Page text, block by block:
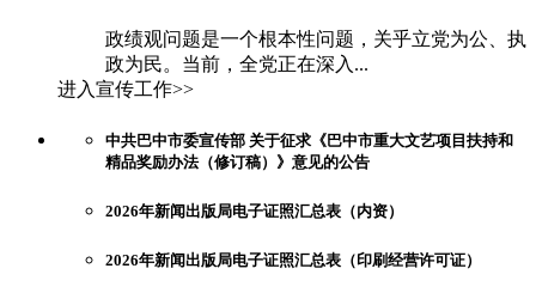
政绩观问题是一个根本性问题，关乎立党为公、执
政为民。当前，全党正在深入...
进入宣传工作>>
中共巴中市委宣传部 关于征求《巴中市重大文艺项目扶持和
精品奖励办法（修订稿）》意见的公告
2026年新闻出版局电子证照汇总表（内资）
2026年新闻出版局电子证照汇总表（印刷经营许可证）